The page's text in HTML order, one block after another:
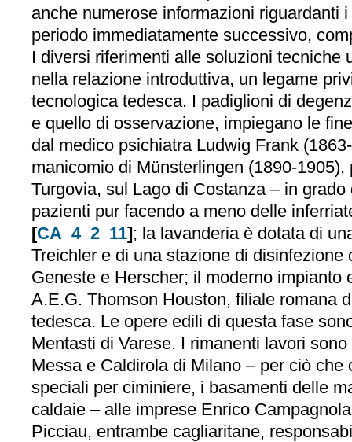
anche numerose informazioni riguardanti
periodo immediatamente successivo,
I diversi riferimenti alle soluzioni tecniche
nella relazione introduttiva, un legame
tecnologica tedesca. I padiglioni di
e quello di osservazione, impiegano le
dal medico psichiatra Ludwig Frank
manicomio di Münsterlingen (1890-
Turgovia, sul Lago di Costanza – in
pazienti pur facendo a meno delle
[CA_4_2_11]; la lavanderia è dotata di
Treichler e di una stazione di disinfezione
Geneste e Herscher; il moderno impianto
A.E.G. Thomson Houston, filiale romana
tedesca. Le opere edili di questa fase
Mentasti di Varese. I rimanenti lavori
Messa e Caldirola di Milano – per ciò che
speciali per ciminiere, i basamenti delle
caldaie – alle imprese Enrico
Picciau, entrambe cagliaritane,